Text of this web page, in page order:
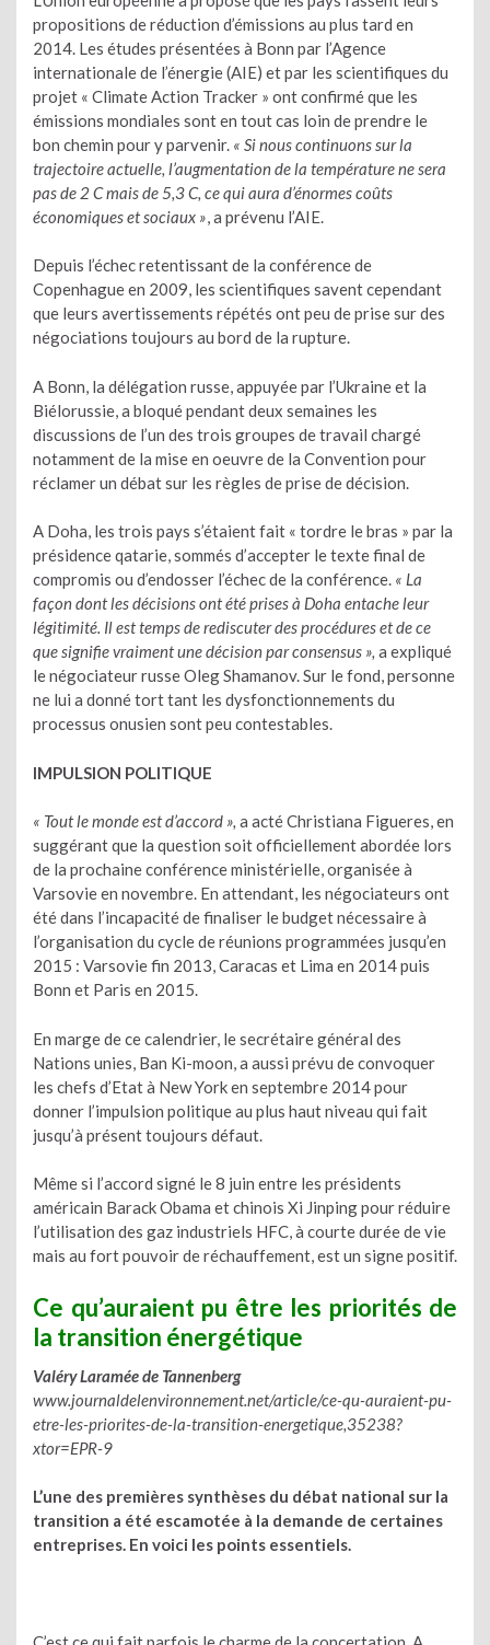
propositions de réduction d’émissions au plus tard en
2014. Les études présentées à Bonn par l’Agence
internationale de l’énergie (AIE) et par les scientifiques du
projet « Climate Action Tracker » ont confirmé que les
émissions mondiales sont en tout cas loin de prendre le
bon chemin pour y parvenir. « Si nous continuons sur la
trajectoire actuelle, l’augmentation de la température ne sera
pas de 2 C mais de 5,3 C, ce qui aura d’énormes coûts
économiques et sociaux » , a prévenu l’AIE.
Depuis l’échec retentissant de la conférence de
Copenhague en 2009, les scientifiques savent cependant
que leurs avertissements répétés ont peu de prise sur des
négociations toujours au bord de la rupture.
A Bonn, la délégation russe, appuyée par l’Ukraine et la
Biélorussie, a bloqué pendant deux semaines les
discussions de l’un des trois groupes de travail chargé
notamment de la mise en oeuvre de la Convention pour
réclamer un débat sur les règles de prise de décision.
A Doha, les trois pays s’étaient fait « tordre le bras » par la
présidence qatarie, sommés d’accepter le texte final de
compromis ou d’endosser l’échec de la conférence. « La
façon dont les décisions ont été prises à Doha entache leur
légitimité. Il est temps de rediscuter des procédures et de ce
que signifie vraiment une décision par consensus », a expliqué
le négociateur russe Oleg Shamanov. Sur le fond, personne
ne lui a donné tort tant les dysfonctionnements du
processus onusien sont peu contestables.
IMPULSION POLITIQUE
« Tout le monde est d’accord », a acté Christiana Figueres, en
suggérant que la question soit officiellement abordée lors
de la prochaine conférence ministérielle, organisée à
Varsovie en novembre. En attendant, les négociateurs ont
été dans l’incapacité de finaliser le budget nécessaire à
l’organisation du cycle de réunions programmées jusqu’en
2015 : Varsovie fin 2013, Caracas et Lima en 2014 puis
Bonn et Paris en 2015.
En marge de ce calendrier, le secrétaire général des
Nations unies, Ban Ki-moon, a aussi prévu de convoquer
les chefs d’Etat à New York en septembre 2014 pour
donner l’impulsion politique au plus haut niveau qui fait
jusqu’à présent toujours défaut.
Même si l’accord signé le 8 juin entre les présidents
américain Barack Obama et chinois Xi Jinping pour réduire
l’utilisation des gaz industriels HFC, à courte durée de vie
mais au fort pouvoir de réchauffement, est un signe positif.
Ce qu’auraient pu être les priorités de
la transition énergétique
Valéry Laramée de Tannenberg
www.journaldelenvironnement.net/article/ce-qu-auraient-pu-
etre-les-priorites-de-la-transition-energetique,35238?
xtor=EPR-9
L’une des premières synthèses du débat national sur la
transition a été escamotée à la demande de certaines
entreprises. En voici les points essentiels.